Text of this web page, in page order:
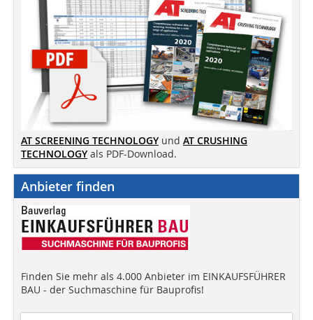
AT SCREENING TECHNOLOGY und AT CRUSHING
TECHNOLOGY als PDF-Download.
Anbieter finden
Finden Sie mehr als 4.000 Anbieter im EINKAUFSFÜHRER
BAU - der Suchmaschine für Bauprofis!